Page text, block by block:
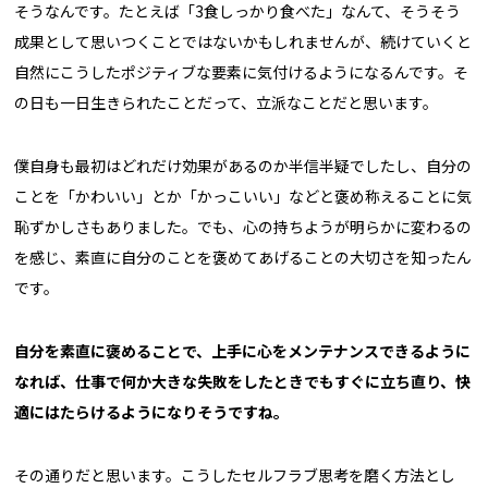
そうなんです。たとえば「3食しっかり食べた」なんて、そうそう
成果として思いつくことではないかもしれませんが、続けていくと
自然にこうしたポジティブな要素に気付けるようになるんです。そ
の日も一日生きられたことだって、立派なことだと思います。
僕自身も最初はどれだけ効果があるのか半信半疑でしたし、自分の
ことを「かわいい」とか「かっこいい」などと褒め称えることに気
恥ずかしさもありました。でも、心の持ちようが明らかに変わるの
を感じ、素直に自分のことを褒めてあげることの大切さを知ったん
です。
自分を素直に褒めることで、上手に心をメンテナンスできるように
なれば、仕事で何か大きな失敗をしたときでもすぐに立ち直り、快
適にはたらけるようになりそうですね。
その通りだと思います。こうしたセルフラブ思考を磨く方法とし